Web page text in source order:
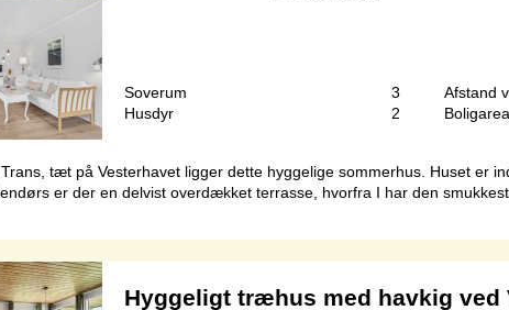
Soverum
3
Husdyr
2
Afstand
tæt på Vesterhavet ligger dette hyggelige sommerhus. Huset er
er der en delvist overdækket terrasse, hvorfra I har den
Hyggeligt træhus med havkig ved